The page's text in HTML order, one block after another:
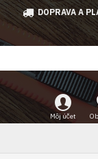
DOPRAVA A
Môj účet